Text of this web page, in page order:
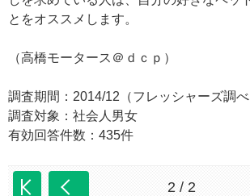
とをオススメします。
（高橋モータース＠ｄｃｐ）
調査期間：2014/12（フレッシャーズ調べ
調査対象：社会人男女
有効回答件数：435件
2 / 2